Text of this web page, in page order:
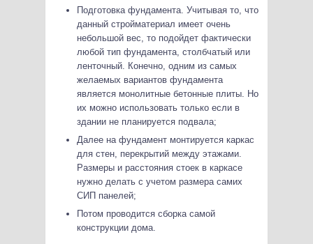
Подготовка фундамента. Учитывая то, что
данный стройматериал имеет очень
небольшой вес, то подойдет фактически
любой тип фундамента, столбчатый или
ленточный. Конечно, одним из самых
желаемых вариантов фундамента
является монолитные бетонные плиты. Но
их можно использовать только если в
здании не планируется подвала;
Далее на фундамент монтируется каркас
для стен, перекрытий между этажами.
Размеры и расстояния стоек в каркасе
нужно делать с учетом размера самих
СИП панелей;
Потом проводится сборка самой
конструкции дома.